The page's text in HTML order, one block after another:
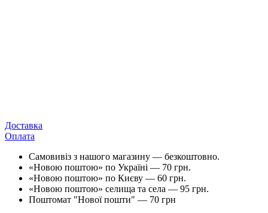
Доставка
Оплата
Самовивіз з нашого магазину — безкоштовно.
«Новою поштою» по Україні — 70 грн.
«Новою поштою» по Києву — 60 грн.
«Новою поштою» cелища та села — 95 грн.
Поштомат "Нової пошти" — 70 грн